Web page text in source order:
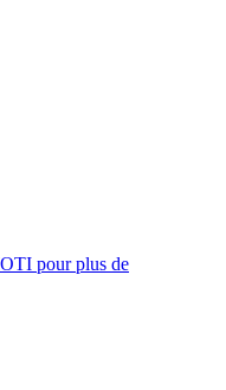
pour plus de